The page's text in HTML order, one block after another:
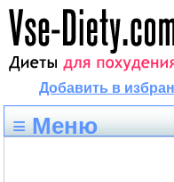
Добавить в
≡ Меню